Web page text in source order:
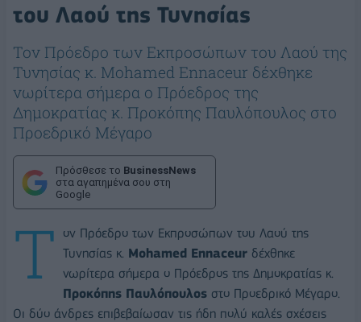
του Λαού της Τυνησίας
Τον Πρόεδρο των Εκπροσώπων του Λαού της
Τυνησίας κ. Μohamed Ennaceur δέχθηκε
νωρίτερα σήμερα ο Πρόεδρος της
Δημοκρατίας κ. Προκόπης Παυλόπουλος στο
Προεδρικό Μέγαρο
Πρόσθεσε το BusinessNews
στα αγαπημένα σου στη
Google
Τ
ον Πρόεδρο των Εκπροσώπων του Λαού της
Τυνησίας κ. Μohamed Ennaceur δέχθηκε
νωρίτερα σήμερα ο Πρόεδρος της Δημοκρατίας κ.
Προκόπης Παυλόπουλος στο Προεδρικό Μέγαρο.
Οι δύο άνδρες επιβεβαίωσαν τις ήδη πολύ καλές σχέσεις